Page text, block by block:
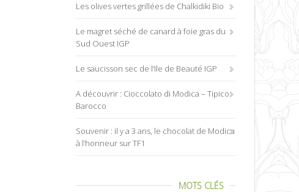
Les olives vertes grillées de Chalkidiki Bio
Le magret séché de canard à foie gras du
Sud Ouest IGP
Le saucisson sec de l’Ile de Beauté IGP
A découvrir : Cioccolato di Modica – Tipico
Barocco
Souvenir : il y a 3 ans, le chocolat de Modica
à l’honneur sur TF1
MOTS CLÉS